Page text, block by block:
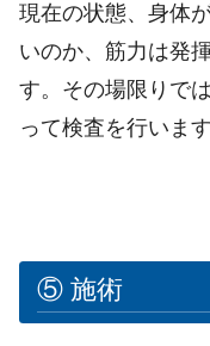
現在の状態、身体
いのか、筋力は発
す。 その場限りで
って検査を行います
⑤ 施術